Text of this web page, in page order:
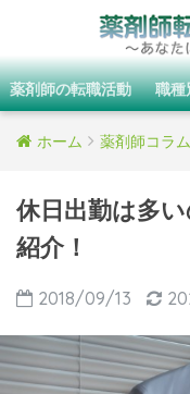
薬剤師の転職活動 職種
ホーム 薬剤師コラム
休日出勤は多
紹介！
2018/09/13